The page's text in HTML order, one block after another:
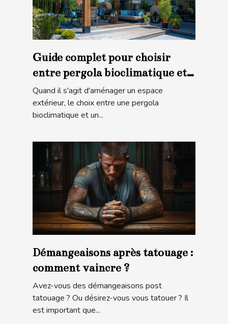
Guide complet pour choisir
entre pergola bioclimatique et
store banne
Quand il s'agit d'aménager un espace
extérieur, le choix entre une pergola
bioclimatique et un...
Démangeaisons après tatouage :
comment vaincre ?
Avez-vous des démangeaisons post
tatouage ? Ou désirez-vous vous tatouer ? Il
est important que...